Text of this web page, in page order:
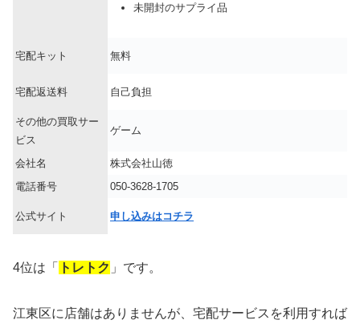
未開封のサプライ品
宅配キット 無料
宅配返送料 自己負担
その他の買取サー
ビス
ゲーム
会社名
株式会社山徳
電話番号
050-3628-1705
公式サイト 申し込みはコチラ
4位は「 トレトク 」です。
江東区に店舗はありませんが、宅配サービスを利用すれば